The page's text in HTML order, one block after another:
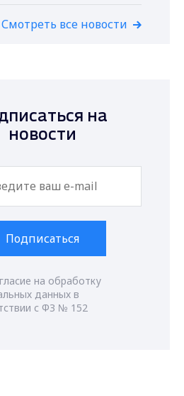
Смотреть все новости
на
новости
Подписаться
на обработку
данных в
с ФЗ № 152